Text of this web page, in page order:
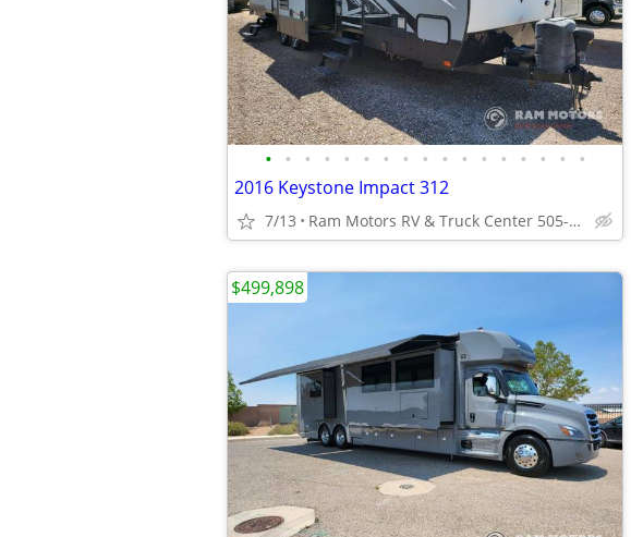
• • • • • • • • • • • • • • • • •
2016 Keystone Impact 312
7/13 Ram Motors RV & Truck Center 505-892-3600
$499,898